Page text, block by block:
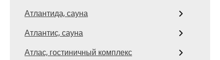
Атлантида, сауна
Атлантис, сауна
Атлас, гостиничный комплекс